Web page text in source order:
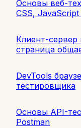
Основы веб-
CSS, JavaScript
Клиент-сервер
страница
DevTools
тестировщика
Основы API-
Postman